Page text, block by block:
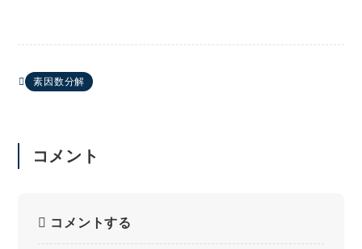
素因数分解
コメント
コメントする